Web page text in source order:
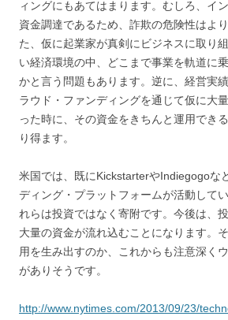
ィングにもあてはまります。むしろ、イ
資金調達であるため、詐欺の危険性はよ
た、仮に起業家が真剣にビジネスに取り
い経済環境の中、どこまで事業を軌道に
かと言う問題もあります。逆に、経営実
ラウド・ファンディングを通じて仮に大
った時に、その資金をきちんと運用でき
り得ます。
米国では、既にKickstarterやIndiegogoな
ディング・プラットフォームが活動して
れらは投資ではなく寄附です。今後は、
大量の資金が流れ込むことになります。
用を生み出すのか、これからも注意深く
がありそうです。
http://www.nytimes.com/2013/09/23/